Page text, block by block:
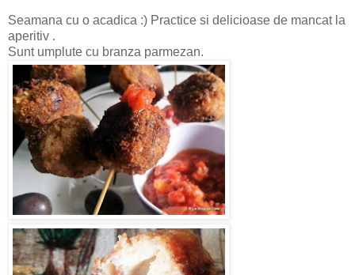
Seamana cu o acadica :) Practice si delicioase de mancat la
aperitiv .
Sunt umplute cu branza parmezan.